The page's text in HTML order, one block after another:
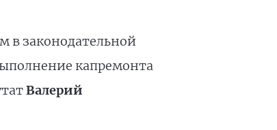
в законодательной
капремонта
Валерий